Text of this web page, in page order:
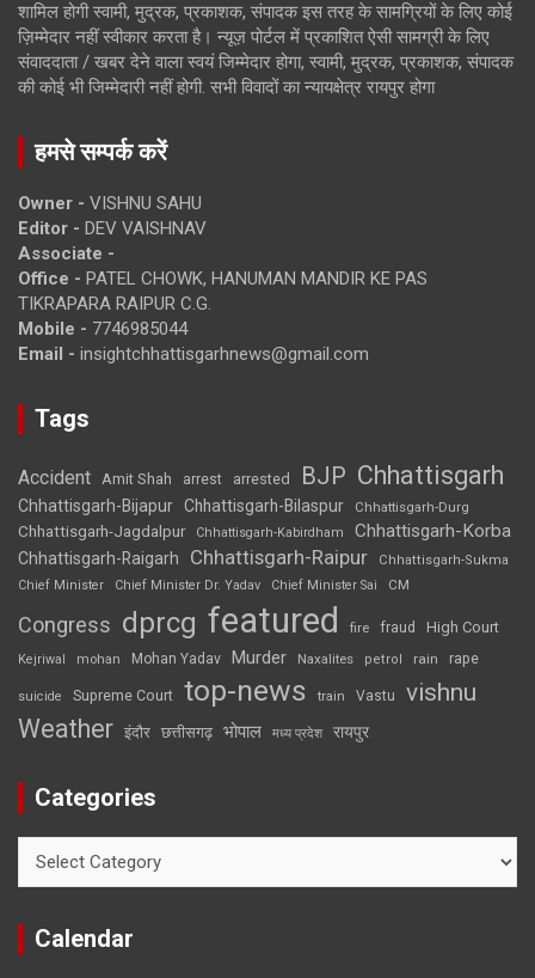
शामिल होगी स्वामी, मुद्रक, प्रकाशक, संपादक इस तरह के सामग्रियों के लिए कोई
ज़िम्मेदार नहीं स्वीकार करता है। न्यूज़ पोर्टल में प्रकाशित ऐसी सामग्री के लिए
संवाददाता / खबर देने वाला स्वयं जिम्मेदार होगा, स्वामी, मुद्रक, प्रकाशक, संपादक
की कोई भी जिम्मेदारी नहीं होगी. सभी विवादों का न्यायक्षेत्र रायपुर होगा
हमसे सम्पर्क करें
Owner - VISHNU SAHU
Editor - DEV VAISHNAV
Associate -
Office - PATEL CHOWK, HANUMAN MANDIR KE PAS
TIKRAPARA RAIPUR C.G.
Mobile - 7746985044
Email - insightchhattisgarhnews@gmail.com
Tags
Accident Amit Shah arrest arrested BJP Chhattisgarh
Chhattisgarh-Bijapur Chhattisgarh-Bilaspur Chhattisgarh-Durg
Chhattisgarh-Jagdalpur Chhattisgarh-Kabirdham Chhattisgarh-Korba
Chhattisgarh-Raigarh Chhattisgarh-Raipur
Chhattisgarh-Sukma
Chief Minister
Chief Minister Dr. Yadav Chief Minister Sai CM
Congress dprcg featured fire fraud High Court
Kejriwal mohan Mohan Yadav Murder Naxalites petrol rain rape
suicide Supreme Court top-news train Vastu vishnu
Weather इंदौर छत्तीसगढ़ भोपाल मध्य प्रदेश रायपुर
Categories
Calendar